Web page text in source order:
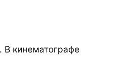
В кинематографе